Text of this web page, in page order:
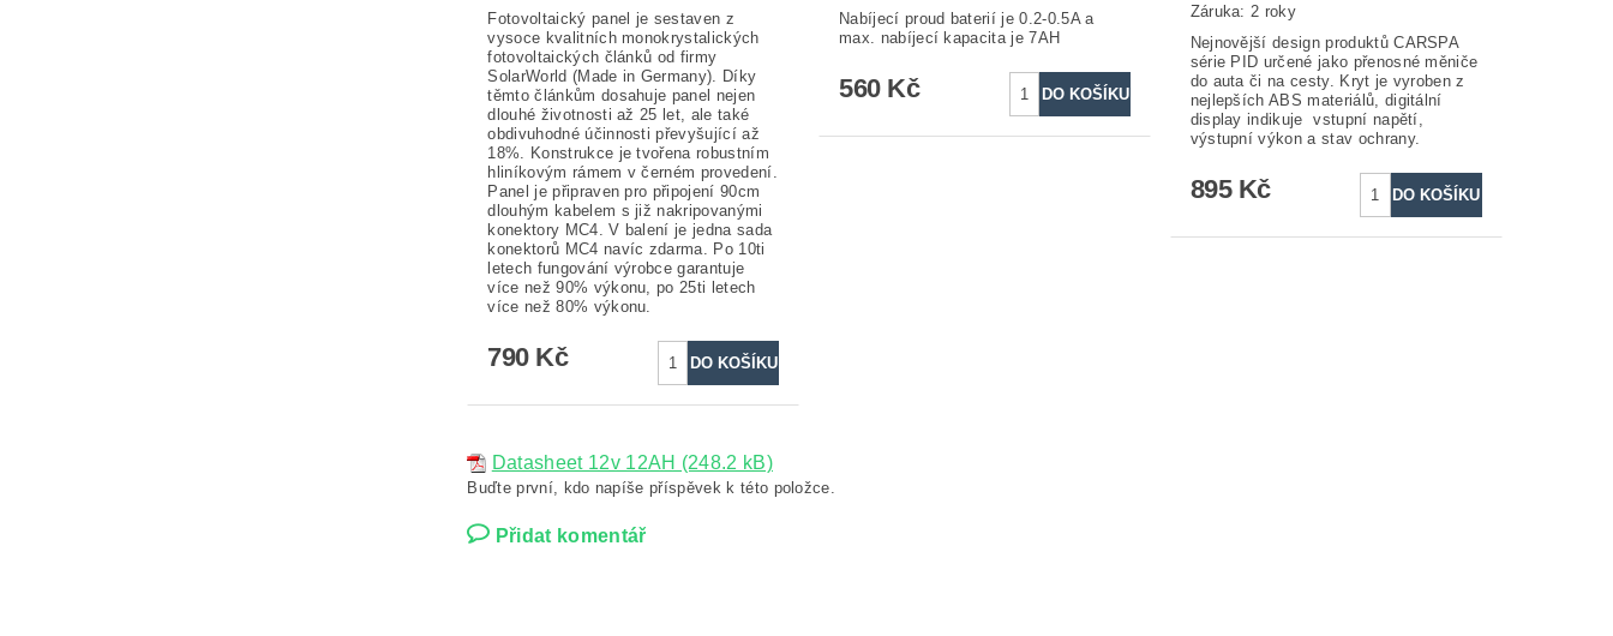
Fotovoltaický panel je sestaven z
vysoce kvalitních monokrystalických
fotovoltaických článků od firmy
SolarWorld (Made in Germany). Díky
těmto článkům dosahuje panel nejen
dlouhé životnosti až 25 let, ale také
obdivuhodné účinnosti převyšující až
18%. Konstrukce je tvořena robustním
hliníkovým rámem v černém provedení.
Panel je připraven pro připojení 90cm
dlouhým kabelem s již nakripovanými
konektory MC4. V balení je jedna sada
konektorů MC4 navíc zdarma. Po 10ti
letech fungování výrobce garantuje
více než 90% výkonu, po 25ti letech
více než 80% výkonu.
790 Kč
Nabíjecí proud baterií je 0.2-0.5A a
max. nabíjecí kapacita je 7AH
560 Kč
Záruka: 2 roky
Nejnovější design produktů CARSPA
série PID určené jako přenosné měniče
do auta či na cesty. Kryt je vyroben z
nejlepších ABS materiálů, digitální
display indikuje vstupní napětí,
výstupní výkon a stav ochrany.
895 Kč
Datasheet 12v 12AH (248.2 kB)
Buďte první, kdo napíše příspěvek k této položce.
Přidat komentář